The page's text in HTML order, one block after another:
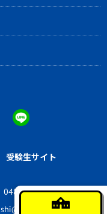
受験生サイト
0480-33-7676